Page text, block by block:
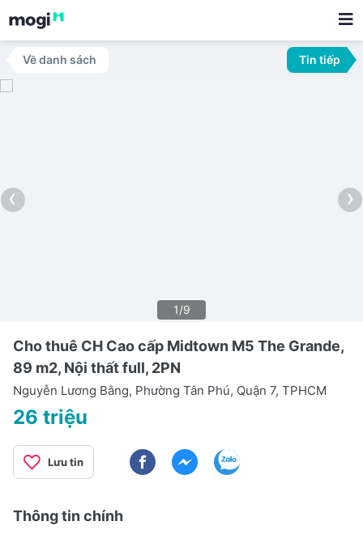
Về danh sách Tin tiếp
‹ ›
1/9
Cho thuê CH Cao cấp Midtown M5 The Grande,
89 m2, Nội thất full, 2PN
Nguyễn Lương Bằng, Phường Tân Phú, Quận 7, TPHCM
26 triệu
Lưu tin
Thông tin chính